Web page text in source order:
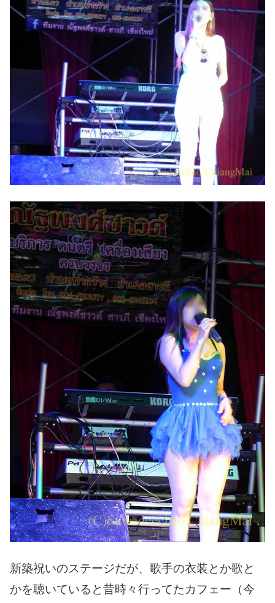
新築祝いのステージだが、歌手の衣装とか歌と
かを聴いていると昔時々行ってたカフェー（今